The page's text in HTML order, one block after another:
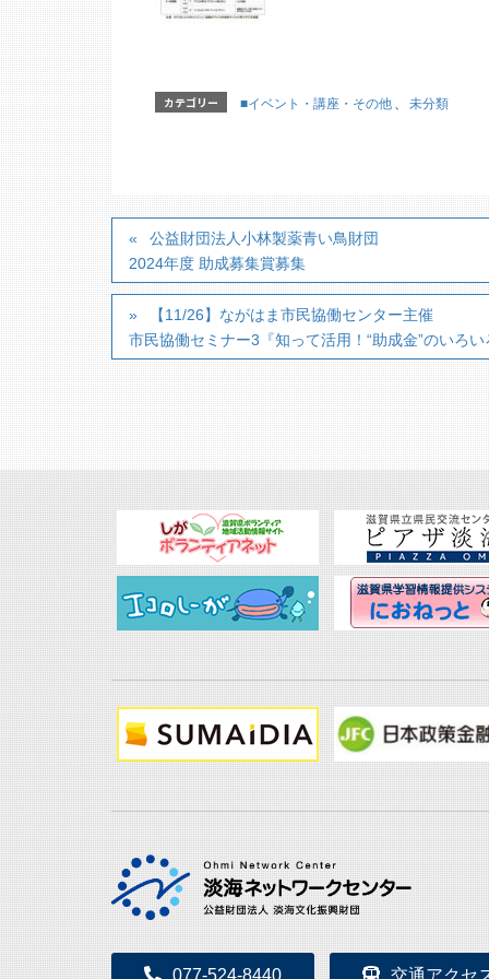
カテゴリー ■イベント・講座・その他 、 未分類
公益財団法人小林製薬青い鳥財団
2024年度 助成募集賞募集
【11/26】ながはま市民協働センター主催
市民協働セミナー3『知って活用！“助成金”のいろい
077-524-8440 交通アクセ